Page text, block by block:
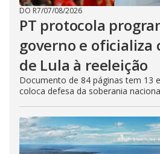
DO R7/07/08/2026
PT protocola
governo e oficializa
de Lula à reeleição
Documento de 84 páginas tem 13
coloca defesa da soberania